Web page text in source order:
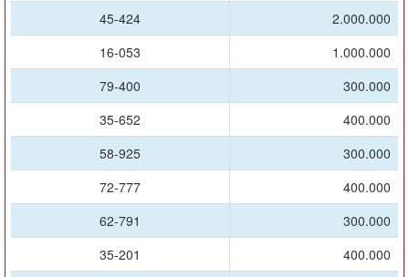
45-424
2.000.000
16-053
1.000.000
79-400
300.000
35-652
400.000
58-925
300.000
72-777
400.000
62-791
300.000
35-201
400.000